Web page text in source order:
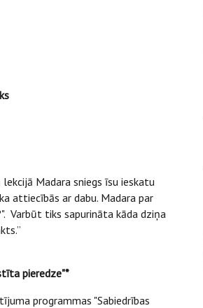
Madara sniegs īsu ieskatu
attiecībās ar dabu. Madara par
Varbūt tiks sapurināta kāda dziņa
pieredze"*
programmas "Sabiedrības